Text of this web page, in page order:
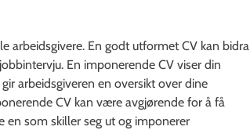
arbeidsgivere. En godt utformet CV kan bidra
En imponerende CV viser din
arbeidsgiveren en oversikt over dine
CV kan være avgjørende for å få
en som skiller seg ut og imponerer